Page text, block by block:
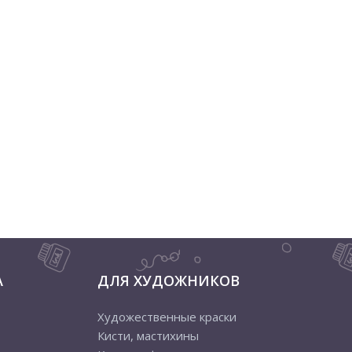
ДЛЯ ХУДОЖНИКОВ
Художественные краски
Кисти, мастихины